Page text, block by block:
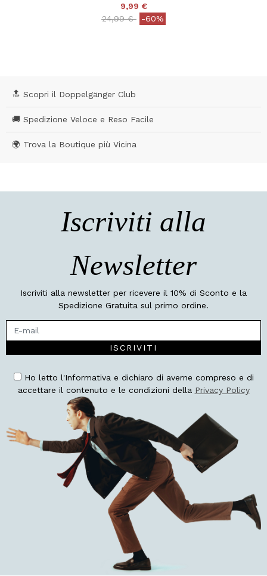
9,99 €
Price reduced from
24,99 €to-60%
🔝 Scopri il Doppelgänger Club
🚚 Spedizione Veloce e Reso Facile
🌍 Trova la Boutique più Vicina
Iscriviti alla
Newsletter
Iscriviti alla newsletter per ricevere il 10% di Sconto e la
Spedizione Gratuita sul primo ordine.
ISCRIVITI
Ho letto l'Informativa e dichiaro di averne compreso e di
accettare il contenuto e le condizioni della Privacy Policy